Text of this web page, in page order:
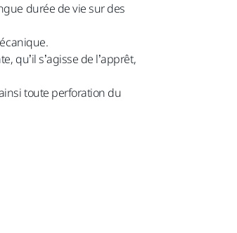
durée de vie sur des
qu’il s’agisse de l’apprêt,
toute perforation du